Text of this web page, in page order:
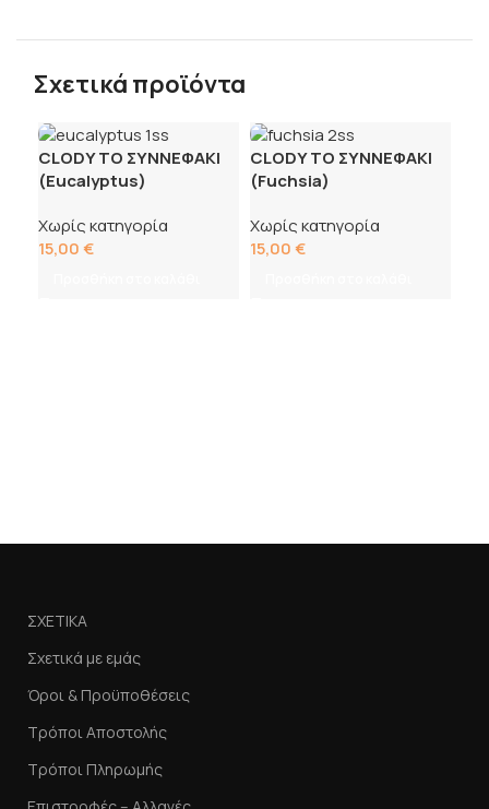
Σχετικά προϊόντα
CLODY ΤΟ ΣΥΝΝΕΦΑΚΙ
(Eucalyptus)
Χωρίς κατηγορία
15,00€
CLODY ΤΟ ΣΥΝΝΕΦΑΚΙ
(Fuchsia)
Χωρίς κατηγορία
15,00€
ΣΧΕΤΙΚΑ
Σχετικά με εμάς
Όροι & Προϋποθέσεις
Τρόποι Αποστολής
Τρόποι Πληρωμής